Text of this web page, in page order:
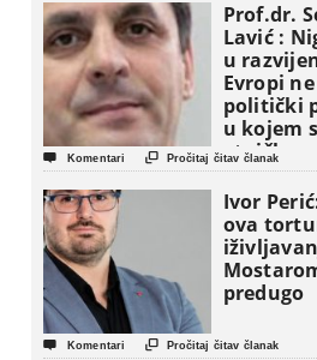
Prof.dr.
Lavić :
u
Evropi
politički
u kojem
etničke
osnovne
političke
 Komentari  Pročitaj čitav članak
Ivor
ova
predugo
 Komentari  Pročitaj čitav članak